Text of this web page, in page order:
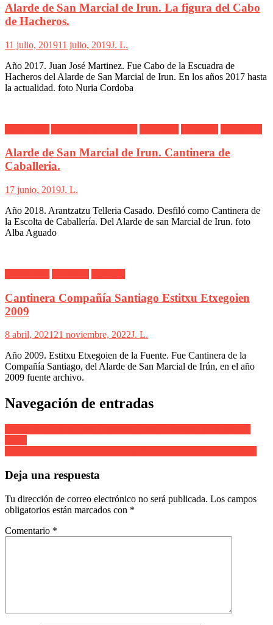
Alarde de San Marcial de Irun. La figura del Cabo
de Hacheros.
11 julio, 201911 julio, 2019J. L.
Año 2017. Juan José Martinez. Fue Cabo de la Escuadra de
Hacheros del Alarde de San Marcial de Irun. En los años 2017 hasta
la actualidad. foto Nuria Cordoba
Alarde de San Marcial de Irun. Cantinera de
Caballeria.
17 junio, 2019J. L.
Año 2018. Arantzatzu Telleria Casado. Desfiló como Cantinera de
la Escolta de Caballería. Del Alarde de san Marcial de Irun. foto
Alba Aguado
Cantinera Compañía Santiago Estitxu Etxegoien
2009
8 abril, 202121 noviembre, 2022J. L.
Año 2009. Estitxu Etxegoien de la Fuente. Fue Cantinera de la
Compañía Santiago, del Alarde de San Marcial de Irún, en el año
2009 fuente archivo.
Navegación de entradas
Deja una respuesta
Tu dirección de correo electrónico no será publicada. Los campos
obligatorios están marcados con *
Comentario *